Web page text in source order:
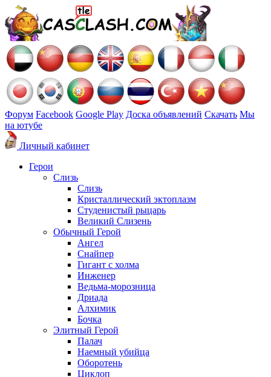
Форум Facebook Google Play Доска объявлений Скачать Мы
на ютубе
Личный кабинет
Герои
Слизь
Слизь
Кристаллический эктоплазм
Студенистый рыцарь
Великий Слизень
Обычный Герой
Ангел
Снайпер
Гигант с холма
Инженер
Ведьма-морозница
Дриада
Алхимик
Бочка
Элитный Герой
Палач
Наемный убийца
Оборотень
Циклоп